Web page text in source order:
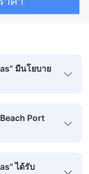
มีนโยบาย
Port
ได้รับ